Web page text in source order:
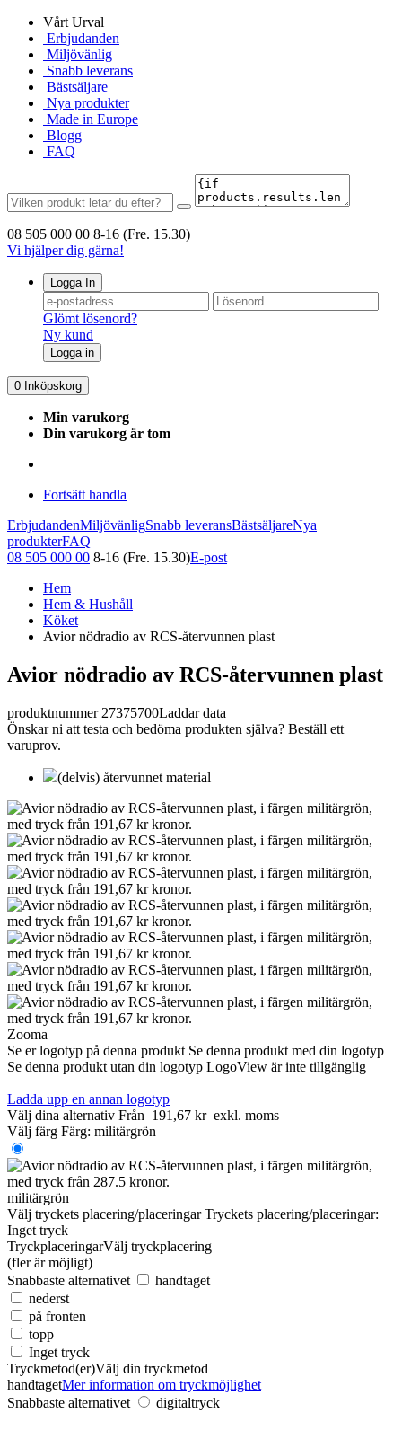
Vårt Urval
Erbjudanden
Miljövänlig
Snabb leverans
Bästsäljare
Nya produkter
Made in Europe
Blogg
FAQ
08 505 000 00 8-16 (Fre. 15.30)
Vi hjälper dig gärna!
Logga In
Glömt lösenord?
Ny kund
Logga in
0 Inköpskorg
Min varukorg
Din varukorg är tom
Fortsätt handla
ErbjudandenMiljövänligSnabb leveransBästsäljareNya
produkterFAQ
08 505 000 00 8-16 (Fre. 15.30)E-post
Hem
Hem & Hushåll
Köket
Avior nödradio av RCS-återvunnen plast
Avior nödradio av RCS-återvunnen plast
produktnummer 27375700Laddar data
Önskar ni att testa och bedöma produkten själva? Beställ ett
varuprov.
(delvis) återvunnet material
Zooma
Se er logotyp på denna produkt Se denna produkt med din logotyp
Se denna produkt utan din logotyp LogoView är inte tillgänglig
Ladda upp en annan logotyp
Välj dina alternativ Från 191,67 kr exkl. moms
Välj färg Färg: militärgrön
militärgrön
Välj tryckets placering/placeringar Tryckets placering/placeringar:
Inget tryck
TryckplaceringarVälj tryckplacering
(fler är möjligt)
Snabbaste alternativet
handtaget
nederst
på fronten
topp
Inget tryck
Tryckmetod(er)Välj din tryckmetod
handtagetMer information om tryckmöjlighet
Snabbaste alternativet
digitaltryck